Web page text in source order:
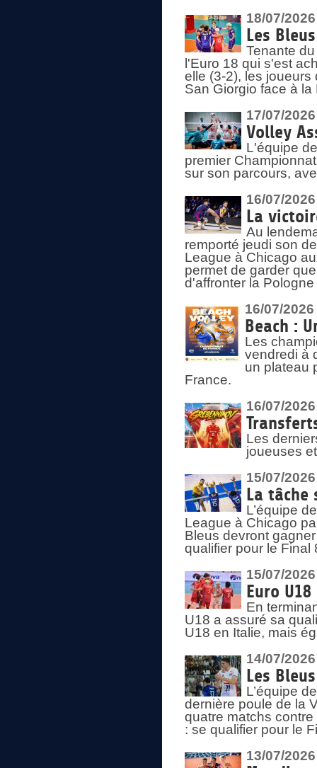
18/07/2026
Les
Tenante
l'Euro 18 qui s'est
elle (3-2), les
San Giorgio face à la
17/07/2026
Volley
L'équipe
premier
sur son parcours,
16/07/2026
La
Au
remporté jeudi son
League à Chicago
permet de garder
d'affronter la
16/07/2026
Beach :
Les
vendredi à
un plateau
France.
16/07/2026
Les
joueuses
15/07/2026
La tâche
L’équipe
League à Chicago
Bleus devront
qualifier pour le Final
15/07/2026
Euro
En
U18 a assuré sa
U18 en Italie, mais
14/07/2026
Les
L’équipe
dernière poule de la
quatre matchs
: se qualifier pour le
13/07/2026